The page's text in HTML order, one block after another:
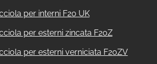
per interni F20 UK
per esterni zincata F20Z
per esterni verniciata F20ZV